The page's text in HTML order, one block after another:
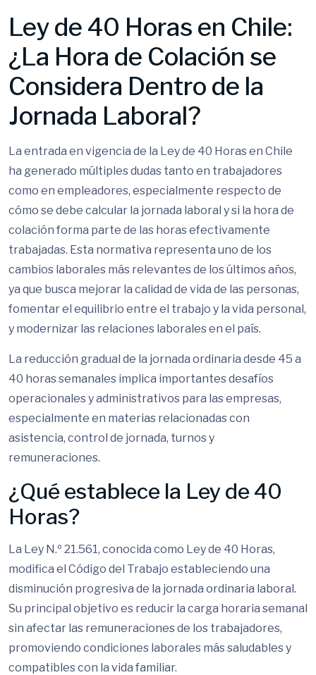
Ley de 40 Horas en Chile:
¿La Hora de Colación se
Considera Dentro de la
Jornada Laboral?
La entrada en vigencia de la Ley de 40 Horas en Chile
ha generado múltiples dudas tanto en trabajadores
como en empleadores, especialmente respecto de
cómo se debe calcular la jornada laboral y si la hora de
colación forma parte de las horas efectivamente
trabajadas. Esta normativa representa uno de los
cambios laborales más relevantes de los últimos años,
ya que busca mejorar la calidad de vida de las personas,
fomentar el equilibrio entre el trabajo y la vida personal,
y modernizar las relaciones laborales en el país.
La reducción gradual de la jornada ordinaria desde 45 a
40 horas semanales implica importantes desafíos
operacionales y administrativos para las empresas,
especialmente en materias relacionadas con
asistencia, control de jornada, turnos y
remuneraciones.
¿Qué establece la Ley de 40
Horas?
La Ley N.º 21.561, conocida como Ley de 40 Horas,
modifica el Código del Trabajo estableciendo una
disminución progresiva de la jornada ordinaria laboral.
Su principal objetivo es reducir la carga horaria semanal
sin afectar las remuneraciones de los trabajadores,
promoviendo condiciones laborales más saludables y
compatibles con la vida familiar.